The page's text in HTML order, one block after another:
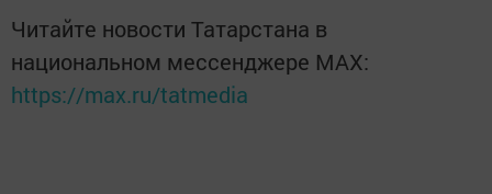
Читайте новости Татарстана в
национальном мессенджере MАХ:
https://max.ru/tatmedia